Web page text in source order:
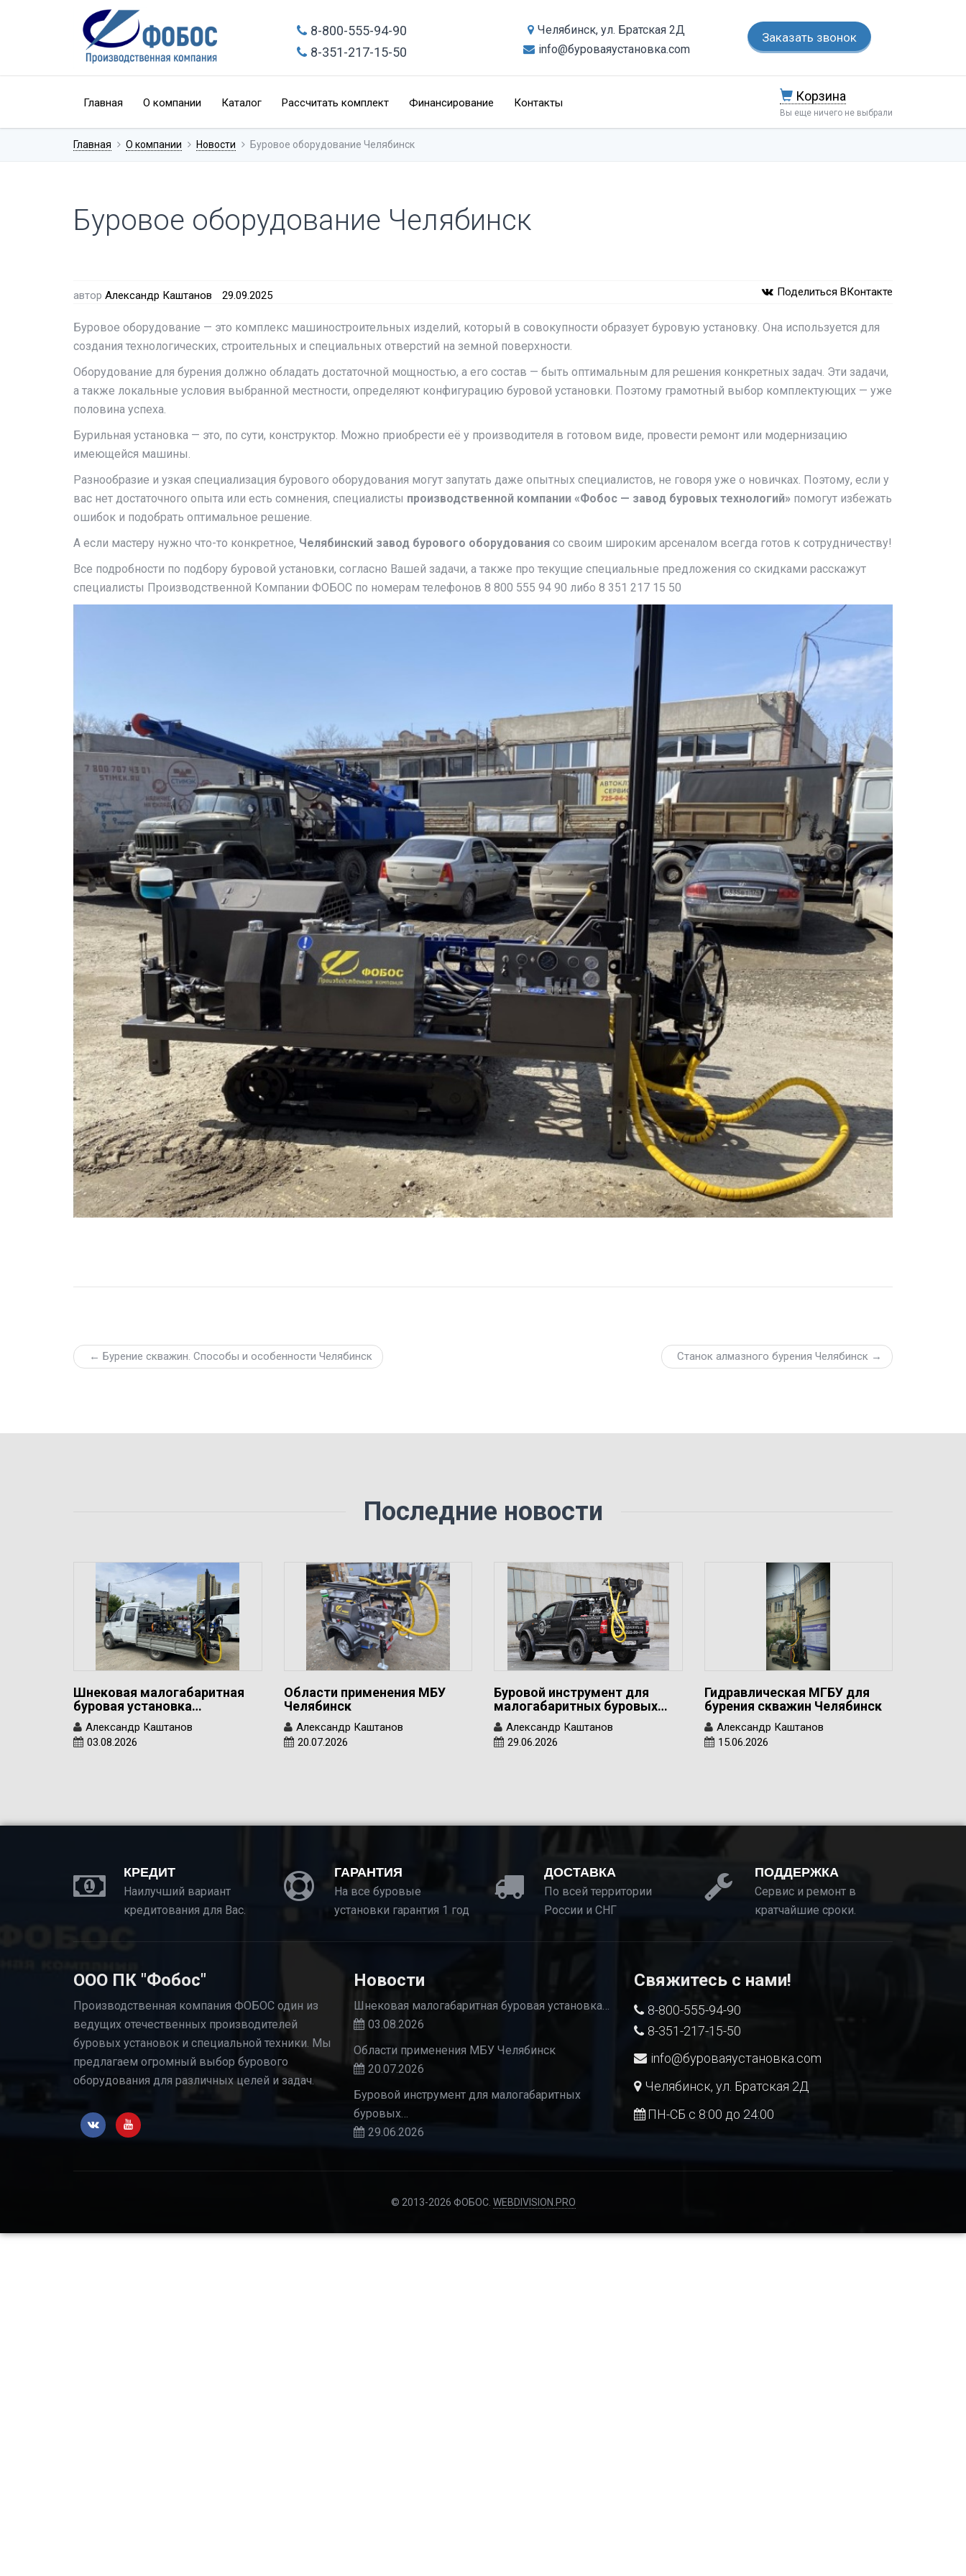
8-800-555-94-90
8-351-217-15-50
Челябинск, ул. Братская 2Д
info@буроваяустановка.com
Заказать звонок
Корзина
Вы еще ничего не выбрали
Главная О компании Каталог Рассчитать комплект Финансирование Контакты
Главная О компании Новости Буровое оборудование Челябинск
Буровое оборудование Челябинск
автор Александр Каштанов 29.09.2025 Поделиться ВКонтакте
Буровое оборудование — это комплекс машиностроительных изделий, который в совокупности образует буровую установку. Она используется для
создания технологических, строительных и специальных отверстий на земной поверхности.
Оборудование для бурения должно обладать достаточной мощностью, а его состав — быть оптимальным для решения конкретных задач. Эти задачи,
а также локальные условия выбранной местности, определяют конфигурацию буровой установки. Поэтому грамотный выбор комплектующих — уже
половина успеха.
Бурильная установка — это, по сути, конструктор. Можно приобрести её у производителя в готовом виде, провести ремонт или модернизацию
имеющейся машины.
Разнообразие и узкая специализация бурового оборудования могут запутать даже опытных специалистов, не говоря уже о новичках. Поэтому, если у
вас нет достаточного опыта или есть сомнения, специалисты производственной компании «Фобос — завод буровых технологий» помогут избежать
ошибок и подобрать оптимальное решение.
А если мастеру нужно что-то конкретное, Челябинский завод бурового оборудования со своим широким арсеналом всегда готов к сотрудничеству!
Все подробности по подбору буровой установки, согласно Вашей задачи, а также про текущие специальные предложения со скидками расскажут
специалисты Производственной Компании ФОБОС по номерам телефонов 8 800 555 94 90 либо 8 351 217 15 50
Станок алмазного бурения Челябинск →
← Бурение скважин. Способы и особенности Челябинск
Последние новости
Шнековая малогабаритная
буровая установка…
Александр Каштанов
03.08.2026
Области применения МБУ
Челябинск
Александр Каштанов
20.07.2026
Буровой инструмент для
малогабаритных буровых…
Александр Каштанов
29.06.2026
Гидравлическая МГБУ для
бурения скважин Челябинск
Александр Каштанов
15.06.2026
КРЕДИТ
Наилучший вариант
кредитования для Вас.
ГАРАНТИЯ
На все буровые
установки гарантия 1 год
ДОСТАВКА
По всей территории
России и СНГ
ПОДДЕРЖКА
Сервис и ремонт в
кратчайшие сроки.
ООО ПК "Фобос"
Производственная компания ФОБОС один из
ведущих отечественных производителей
буровых установок и специальной техники. Мы
предлагаем огромный выбор бурового
оборудования для различных целей и задач.
Новости
Шнековая малогабаритная буровая установка…
03.08.2026
Области применения МБУ Челябинск
20.07.2026
Буровой инструмент для малогабаритных
буровых…
29.06.2026
Свяжитесь с нами!
8-800-555-94-90
8-351-217-15-50
info@буроваяустановка.com
Челябинск, ул. Братская 2Д
ПН-СБ с 8:00 до 24:00
© 2013-2026 ФОБОС. WEBDIVISION.PRO